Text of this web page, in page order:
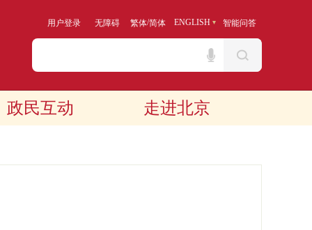
用户登录 无障碍 繁体/简体 ENGLISH 智能问答
政民互动 走进北京